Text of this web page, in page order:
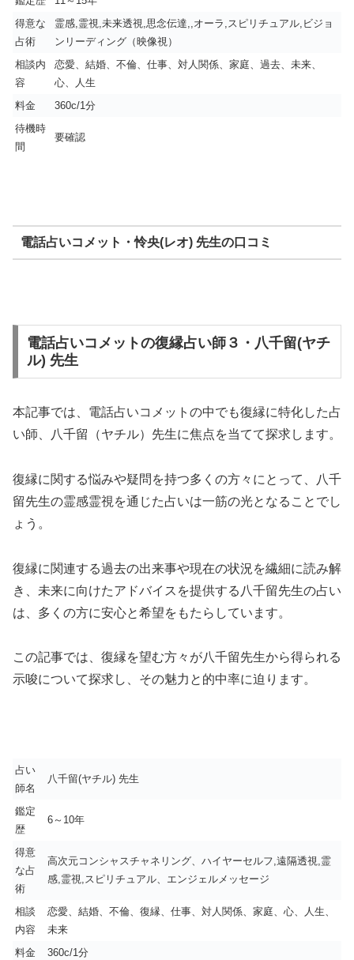
得意な
占術
霊感,霊視,未来透視,思念伝達,,オーラ,スピリチュアル,ビジョ
ンリーディング（映像視）
相談内
容
恋愛、結婚、不倫、仕事、対人関係、家庭、過去、未来、
心、人生
料金
360c/1分
待機時
間
要確認
電話占いコメット・怜央(レオ) 先生の口コミ
電話占いコメットの復縁占い師３・八千留(ヤチ
ル) 先生
本記事では、電話占いコメットの中でも復縁に特化した占
い師、八千留（ヤチル）先生に焦点を当てて探求します。
復縁に関する悩みや疑問を持つ多くの方々にとって、八千
留先生の霊感霊視を通じた占いは一筋の光となることでし
ょう。
復縁に関連する過去の出来事や現在の状況を繊細に読み解
き、未来に向けたアドバイスを提供する八千留先生の占い
は、多くの方に安心と希望をもたらしています。
この記事では、復縁を望む方々が八千留先生から得られる
示唆について探求し、その魅力と的中率に迫ります。
占い
師名
八千留(ヤチル) 先生
鑑定
歴
6～10年
得意
な占
術
高次元コンシャスチャネリング、ハイヤーセルフ,遠隔透視,霊
感,霊視,スピリチュアル、エンジェルメッセージ
相談
内容
恋愛、結婚、不倫、復縁、仕事、対人関係、家庭、心、人生、
未来
料金
360c/1分